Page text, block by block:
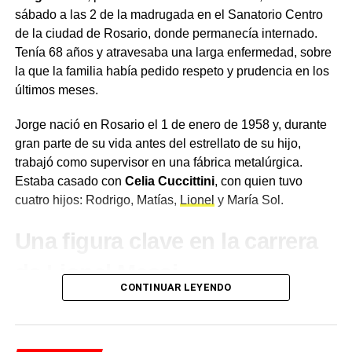
Estados Unidos por Interpol tras la confirmación de la
Corte Suprema argentina en octubre de 2025, Machado
acordó con el Ministerio Público estadounidense
declararse culpable de conspiración, fraude reiterado y
lavado de activos, a cambio de que se retiraran los
cargos de narcotráfico. Su socia en Wright Brothers
Aircraft Title Inc., Debra Lynn Mercer-Erwin, fue
condenada a 16 años de prisión en esa misma causa.
Mientras aguarda su declaración del 30 de junio,
Espert tiene todos sus bienes congeladospor orden
del juez Mirabelli. La medida le impide vender
consecuencias políticas el año pasado, cuando Espert —
que encabezaba la lista deLa Libertad Avanzaen la
provincia de Buenos Aires— bajó su candidatura ante el
sábado a las 2 de la madrugada en el Sanatorio Centro
de la ciudad de Rosario, donde permanecía internado.
Tenía 68 años y atravesaba una larga enfermedad, sobre
la que la familia había pedido respeto y prudencia en los
últimos meses.
Jorge nació en Rosario el 1 de enero de 1958 y, durante
gran parte de su vida antes del estrellato de su hijo,
trabajó como supervisor en una fábrica metalúrgica.
Estaba casado con Celia Cuccittini, con quien tuvo
cuatro hijos: Rodrigo, Matías, Lionel y María Sol.
Una figura clave en la carrera
de Lionel Messi
Jorge fue una pieza fundamental en el desarrollo
profesional de su hijo. Cuando Lionel era juvenil en las
CONTINUAR LEYENDO